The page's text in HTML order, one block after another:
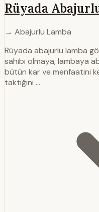
Rüyada
→ Abajurlu Lamba
Rüyada abajurlu lamba
sahibi olmaya, lambaya
bütün kar ve menfaatini
taktığını …